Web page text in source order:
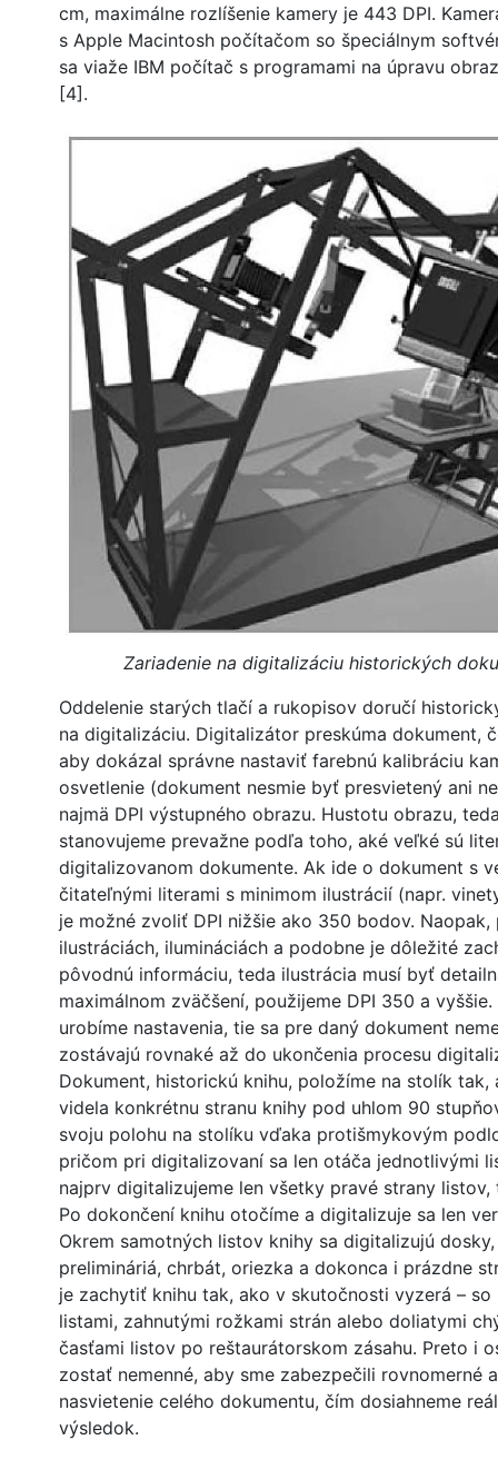
cm, maximálne rozlíšenie kamery je 443 DPI.
s Apple Macintosh počítačom so špeciálnym
sa viaže IBM počítač s programami na úpravu
[4].
Zariadenie na digitalizáciu historických
Oddelenie starých tlačí a rukopisov doručí
na digitalizáciu. Digitalizátor preskúma dokument,
aby dokázal správne nastaviť farebnú kalibráciu
osvetlenie (dokument nesmie byť presvietený ani
najmä DPI výstupného obrazu. Hustotu obrazu,
stanovujeme prevažne podľa toho, aké veľké sú
digitalizovanom dokumente. Ak ide o dokument s
čitateľnými literami s minimom ilustrácií (napr.
je možné zvoliť DPI nižšie ako 350 bodov. Naopak,
ilustráciách, ilumináciách a podobne je dôležité
pôvodnú informáciu, teda ilustrácia musí byť
maximálnom zväčšení, použijeme DPI 350 a
urobíme nastavenia, tie sa pre daný dokument
zostávajú rovnaké až do ukončenia procesu
Dokument, historickú knihu, položíme na stolík tak,
videla konkrétnu stranu knihy pod uhlom 90
svoju polohu na stolíku vďaka protišmykovým
pričom pri digitalizovaní sa len otáča jednotlivými
najprv digitalizujeme len všetky pravé strany listov,
Po dokončení knihu otočíme a digitalizuje sa len
Okrem samotných listov knihy sa digitalizujú
prelimináriá, chrbát, oriezka a dokonca i prázdne
je zachytiť knihu tak, ako v skutočnosti vyzerá – so
listami, zahnutými rožkami strán alebo doliatymi
časťami listov po reštaurátorskom zásahu. Preto i
zostať nemenné, aby sme zabezpečili rovnomerné
nasvietenie celého dokumentu, čím dosiahneme
výsledok.